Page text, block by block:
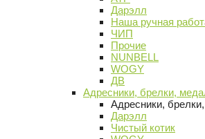
Дарэлл
Наша ручная
ЧИП
Прочие
NUNBELL
WOGY
ДВ
Адресники, брелки,
Адресники,
Дарэлл
Чистый котик